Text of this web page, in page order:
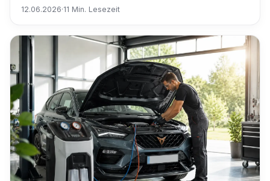
12.06.2026·11 Min. Lesezeit